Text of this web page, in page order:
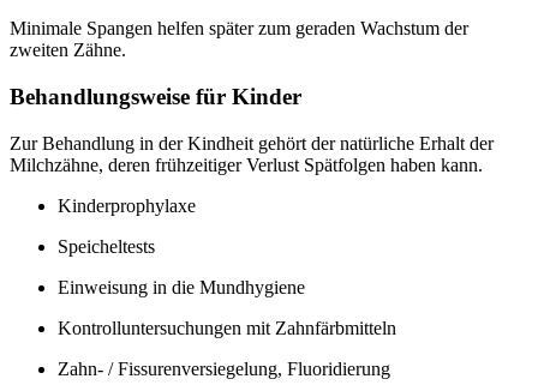
Minimale Spangen helfen später zum geraden Wachstum der
zweiten Zähne.
Behandlungsweise für Kinder
Zur Behandlung in der Kindheit gehört der natürliche Erhalt der
Milchzähne, deren frühzeitiger Verlust Spätfolgen haben kann.
Kinderprophylaxe
Speicheltests
Einweisung in die Mundhygiene
Kontrolluntersuchungen mit Zahnfärbmitteln
Zahn- / Fissurenversiegelung, Fluoridierung